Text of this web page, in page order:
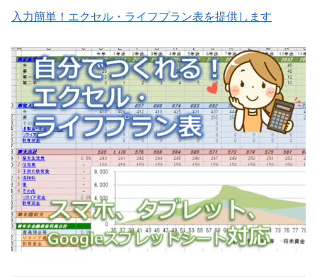
入力簡単！エクセル・ライフプラン表を提供します